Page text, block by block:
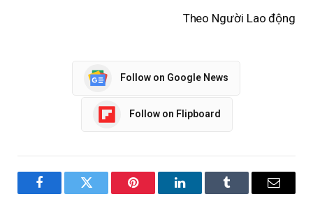
Theo Người Lao động
Follow on Google News
Follow on Flipboard
FacebookTwitter Pinterest LinkedInTumblr Email